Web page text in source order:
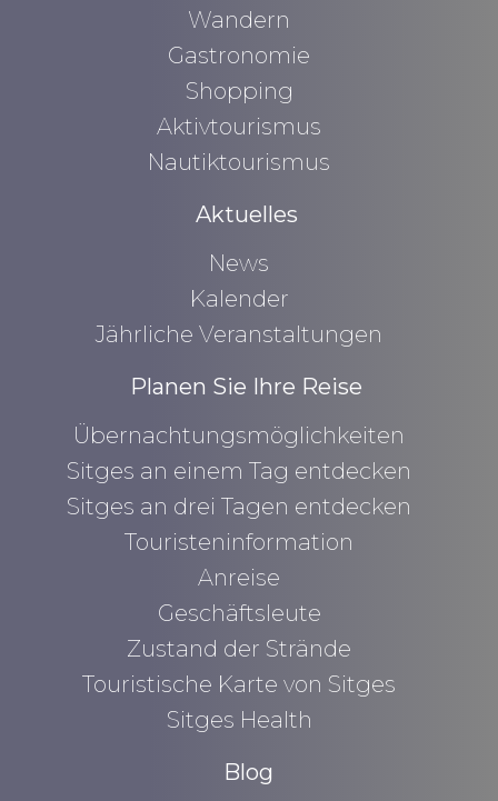
Wandern
Gastronomie
Shopping
Aktivtourismus
Nautiktourismus
Aktuelles
News
Kalender
Jährliche Veranstaltungen
Planen Sie Ihre Reise
Übernachtungsmöglichkeiten
Sitges an einem Tag entdecken
Sitges an drei Tagen entdecken
Touristeninformation
Anreise
Geschäftsleute
Zustand der Strände
Touristische Karte von Sitges
Sitges Health
Blog